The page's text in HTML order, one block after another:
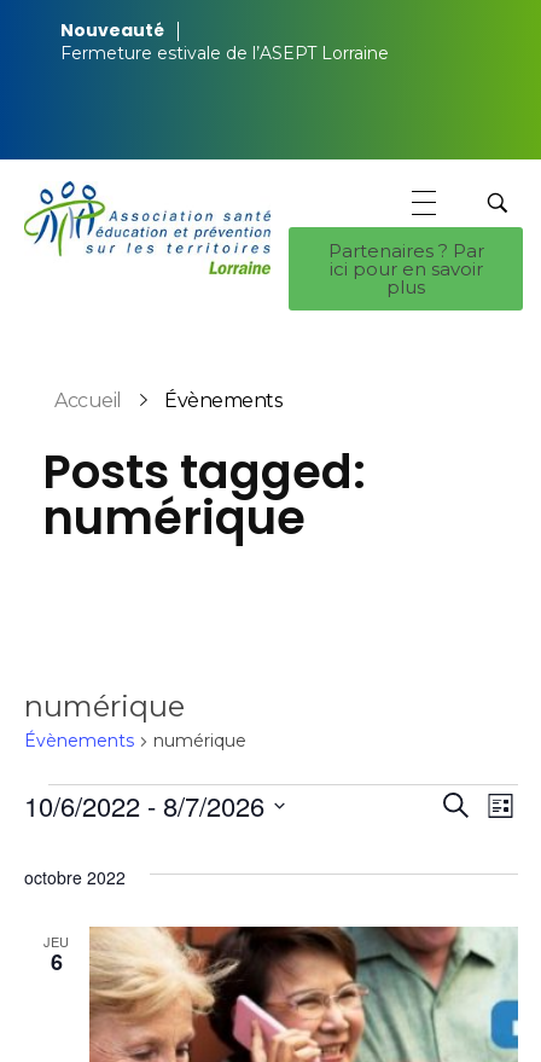
Nouveauté
Fermeture estivale de l’ASEPT Lorraine
Partenaires ? Par
ici pour en savoir
plus
Accueil Évènements
Posts tagged:
numérique
numérique
Évènements numérique
et
de
de
Liste
10/6/2022 - 8/7/2026
une
octobre 2022
JEU
6